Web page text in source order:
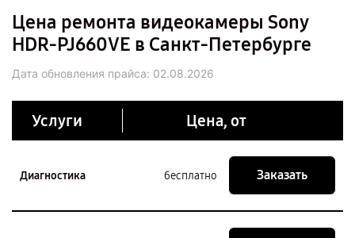
Цена ремонта видеокамеры Sony
HDR-PJ660VE в Санкт-Петербурге
Дата обновления прайса: 02.08.2026
Услуги Цена, от
Диагностика бесплатно Заказать